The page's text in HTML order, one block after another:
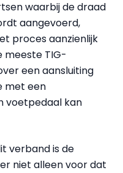
waarbij de draad
aangevoerd,
proces aanzienlijk
meeste TIG-
een aansluiting
met een
voetpedaal kan
verband is de
niet alleen voor dat